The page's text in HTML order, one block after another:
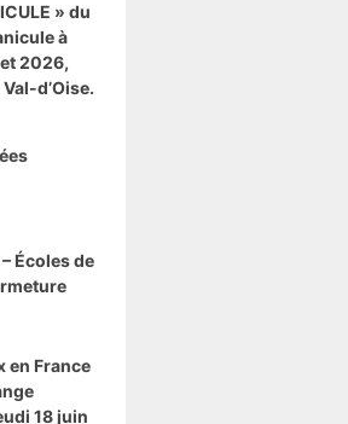
» du
à
2026,
d’Oise.
Écoles de
en France
18 juin